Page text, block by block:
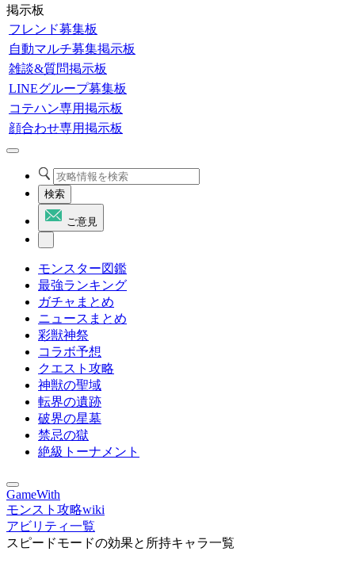
掲示板
フレンド募集板
自動マルチ募集掲示板
雑談&質問掲示板
LINEグループ募集板
コテハン専用掲示板
顔合わせ専用掲示板
検索
ご意見
モンスター図鑑
最強ランキング
ガチャまとめ
ニュースまとめ
彩獣神祭
コラボ予想
クエスト攻略
神獣の聖域
転界の遺跡
破界の星墓
禁忌の獄
絶級トーナメント
GameWith
モンスト攻略wiki
アビリティ一覧
スピードモードの効果と所持キャラ一覧